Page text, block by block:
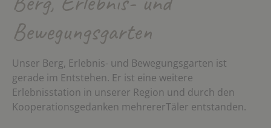
Bewegungsgarten
Unser Berg, Erlebnis- und Bewegungsgarten ist
gerade im Entstehen. Er ist eine weitere
Erlebnisstation in unserer Region und durch den
Kooperationsgedanken mehrererTäler entstanden.